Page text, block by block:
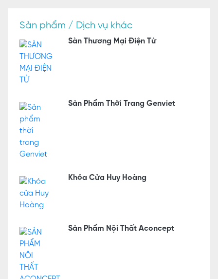
Sản phẩm / Dịch vụ khác
Sàn Thương Mại Điện Tử
Sản Phẩm Thời Trang Genviet
Khóa Cửa Huy Hoàng
Sản Phẩm Nội Thất Aconcept